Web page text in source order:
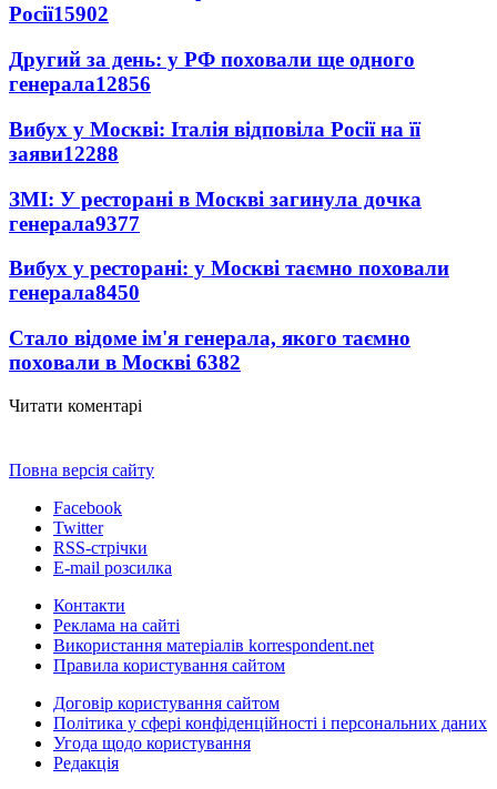
Росії15902
Другий за день: у РФ поховали ще одного
генерала12856
Вибух у Москві: Італія відповіла Росії на її
заяви12288
ЗМІ: У ресторані в Москві загинула дочка
генерала9377
Вибух у ресторані: у Москві таємно поховали
генерала8450
Стало відоме ім'я генерала, якого таємно
поховали в Москві 6382
Читати коментарі
Повна версія сайту
Facebook
Twitter
RSS-стрічки
E-mail розсилка
Контакти
Реклама на сайті
Використання матеріалів korrespondent.net
Правила користування сайтом
Договір користування сайтом
Політика у сфері конфіденційності і персональних даних
Угода щодо користування
Редакція